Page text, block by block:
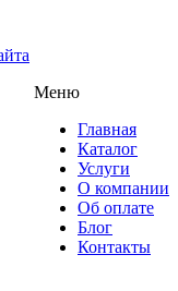
Меню
Главная
Каталог
Услуги
О компании
Об оплате
Блог
Контакты